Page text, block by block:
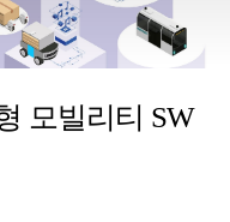
모빌리티 SW